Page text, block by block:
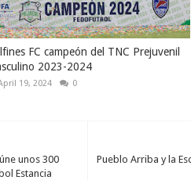
FC campeón del TNC Prejuvenil
2023-2024
19, 2024 0
Pueblo Arriba y la
unos 300
Estancia